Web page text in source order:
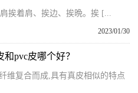
挨着肩、挨边、挨晩。挨 [...
2023/01/30
pvc皮哪个好？
维复合而成,具有真皮相似的特点